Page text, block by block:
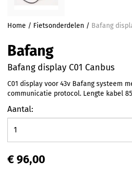
Home / Fietsonderdelen / Bafang
Bafang
Bafang display C01 Canbus
C01 display voor 43v Bafang systeem
communicatie protocol. Lengte kabel
Aantal:
€ 96,00